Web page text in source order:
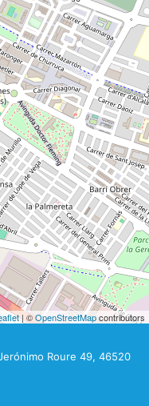
| ©OpenStreetMapcontributors
Roure 49, 46520